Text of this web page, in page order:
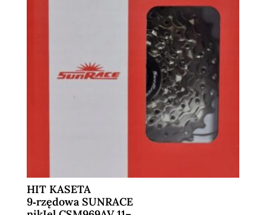
HIT KASETA
9‑rzędowa SUNRACE